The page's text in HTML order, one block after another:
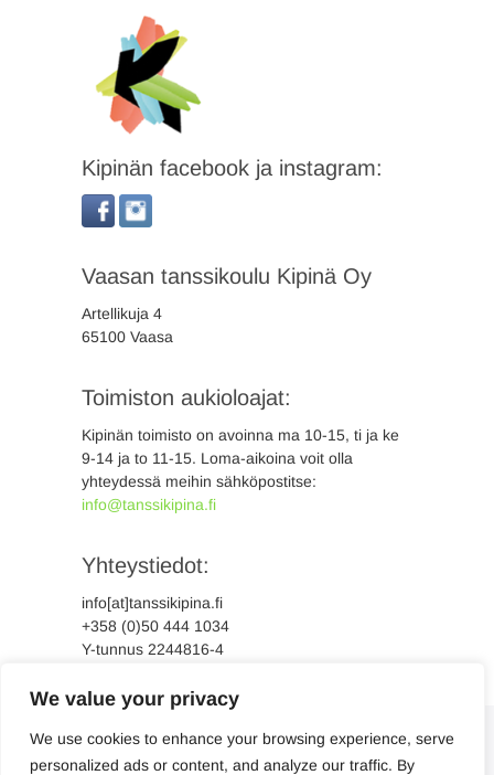
We value your privacy
We use cookies to enhance your browsing experience, serve
personalized ads or content, and analyze our traffic. By
Kipinän facebook ja instagram:
Vaasan tanssikoulu Kipinä Oy
Artellikuja 4
65100 Vaasa
Toimiston aukioloajat:
Kipinän toimisto on avoinna ma 10-15, ti ja ke
9-14 ja to 11-15. Loma-aikoina voit olla
yhteydessä meihin sähköpostitse:
info@tanssikipina.fi
Yhteystiedot:
info[at]tanssikipina.fi
+358 (0)50 444 1034
Y-tunnus 2244816-4